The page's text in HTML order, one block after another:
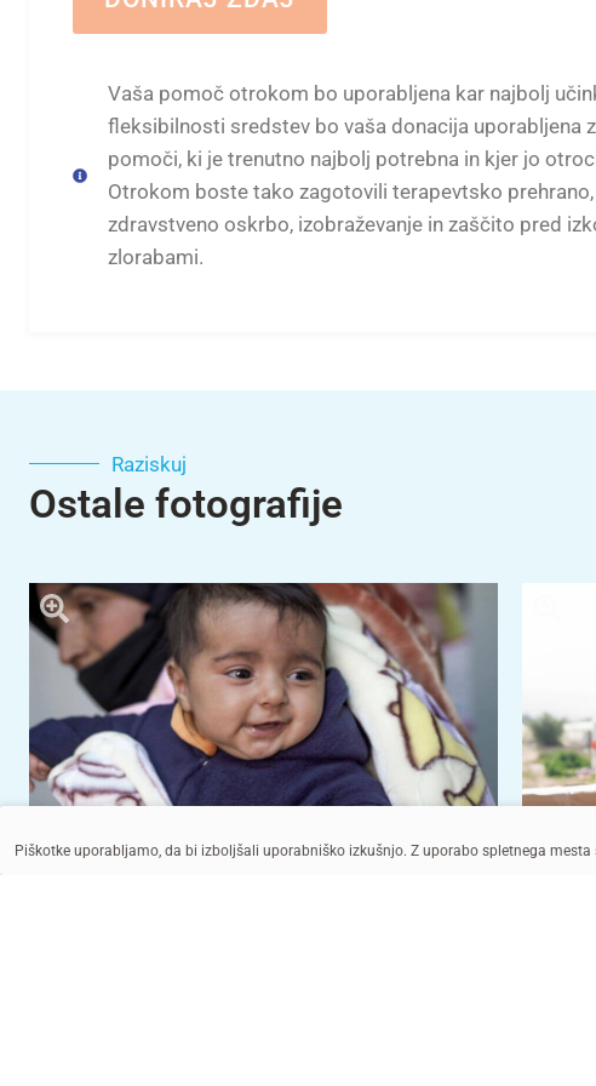
Vaša pomoč otrokom bo uporabljena kar najbolj
fleksibilnosti sredstev bo vaša donacija uporabljena
pomoči, ki je trenutno najbolj potrebna in kjer jo
Otrokom boste tako zagotovili terapevtsko
zdravstveno oskrbo, izobraževanje in zaščito pred
zlorabami.
Raziskuj
Ostale fotografije
Piškotke uporabljamo, da bi izboljšali uporabniško izkušnjo. Z uporabo spletnega